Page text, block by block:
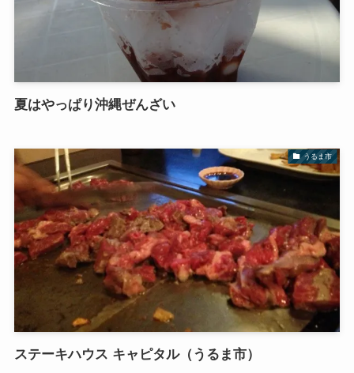
夏はやっぱり沖縄ぜんざい
うるま市
ステーキハウス キャピタル（うるま市）